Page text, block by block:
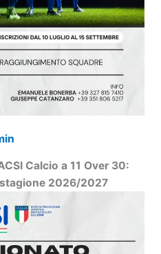
Calcio a 11 Over 30:
2026/2027